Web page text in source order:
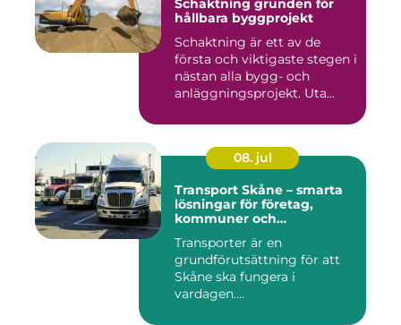
Schaktning grunden för
hållbara byggprojekt
Schaktning är ett av de
första och viktigaste stegen i
nästan alla bygg- och
anläggningsprojekt. Uta...
08. jul
Transport Skåne – smarta
lösningar för företag,
kommuner och
Transporter är en
grundförutsättning för att
Skåne ska fungera i
vardagen....